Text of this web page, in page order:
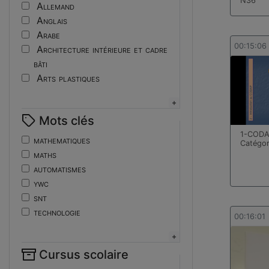
00:15:06
1-
00:16:01
Allemand
Anglais
Arabe
Architecture intérieure et cadre
bâti
Arts plastiques
Biotechnologies
Boulangerie
Braille
Bureautique
Céramique industrielle
Chinois
Cinéma et photographie
Composition de la forme imprimante
Conducteurs routiers
Mots clés
mathematiques
maths
automatismes
ywc
snt
technologie
fonctions-lp
Cursus scolaire